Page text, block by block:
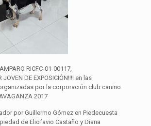
RICFC-01-00117,
DE EXPOSICIÓN!!!! en las
por la corporación club canino
2017
por Guillermo Gómez en Piedecuesta
de Eliofavio Castaño y Diana